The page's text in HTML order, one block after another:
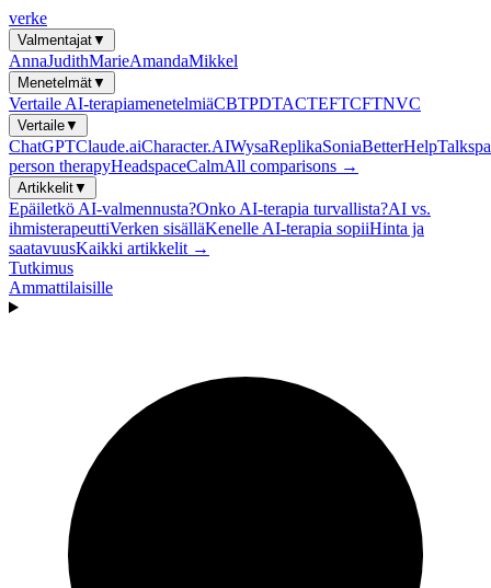
verke
Valmentajat▼
AnnaJudithMarieAmandaMikkel
Menetelmät▼
Vertaile AI-terapiamenetelmiäCBTPDTACTEFTCFTNVC
Vertaile▼
ChatGPTClaude.aiCharacter.AIWysaReplikaSoniaBetterHelp
person therapyHeadspaceCalmAll comparisons →
Artikkelit▼
Epäiletkö AI-valmennusta?Onko AI-terapia turvallista?AI vs.
ihmisterapeuttiVerken sisälläKenelle AI-terapia sopiiHinta ja
saatavuusKaikki artikkelit →
Tutkimus
Ammattilaisille